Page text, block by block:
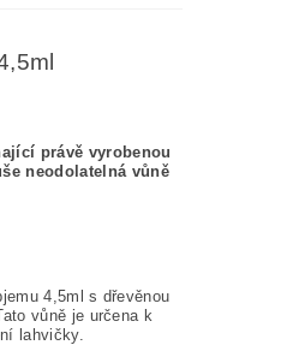
právě vyrobenou
neodolatelná vůně
4,5ml s dřevěnou
vůně je určena k
lahvičky.